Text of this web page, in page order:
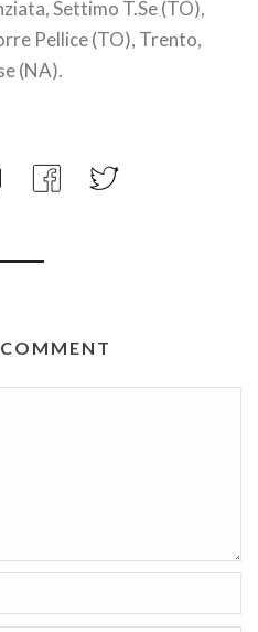
Settimo T.Se (TO),
Pellice (TO), Trento,
(NA).